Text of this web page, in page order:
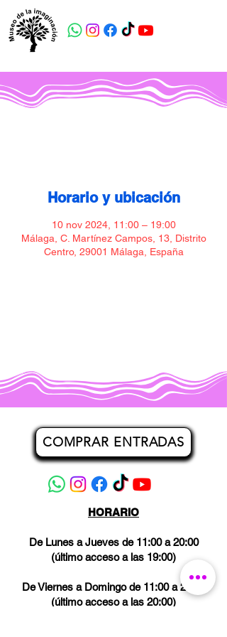
Horario y ubicación
10 nov 2024, 11:00 – 19:00
Málaga, C. Martínez Campos, 13, Distrito
Centro, 29001 Málaga, España
COMPRAR ENTRADAS
HORARIO
De Lunes a Jueves de 11:00 a 20:00
(último acceso a las 19:00)
De Viernes a Domingo de 11:00 a 21:00
(último acceso a las 20:00)